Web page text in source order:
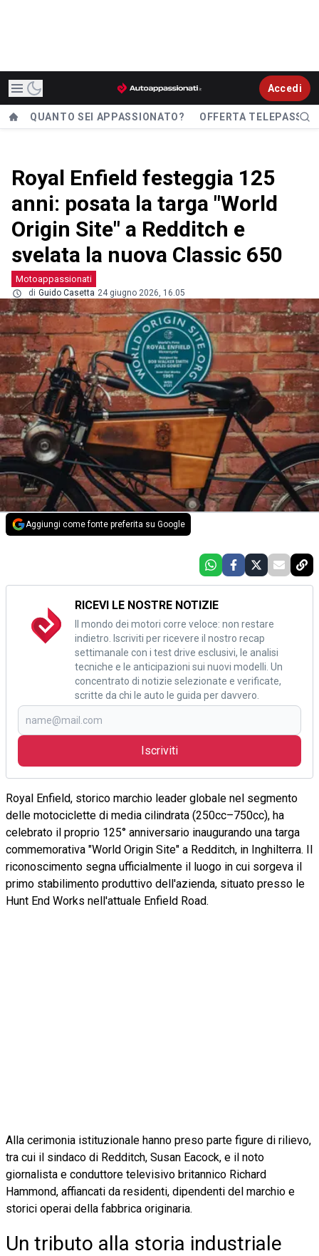
Accedi
QUANTO SEI APPASSIONATO? OFFERTA TELEPASS
Royal Enfield festeggia 125
anni: posata la targa "World
Origin Site" a Redditch e
svelata la nuova Classic 650
Motoappassionati
di Guido Casetta 24 giugno 2026, 16.05
Aggiungi come fonte preferita su Google
RICEVI LE NOSTRE NOTIZIE
Il mondo dei motori corre veloce: non restare
indietro. Iscriviti per ricevere il nostro recap
settimanale con i test drive esclusivi, le analisi
tecniche e le anticipazioni sui nuovi modelli. Un
concentrato di notizie selezionate e verificate,
scritte da chi le auto le guida per davvero.
Iscriviti
Royal Enfield, storico marchio leader globale nel segmento
delle motociclette di media cilindrata (250cc–750cc), ha
celebrato il proprio 125° anniversario inaugurando una targa
commemorativa "World Origin Site" a Redditch, in Inghilterra. Il
riconoscimento segna ufficialmente il luogo in cui sorgeva il
primo stabilimento produttivo dell'azienda, situato presso le
Hunt End Works nell'attuale Enfield Road.
Alla cerimonia istituzionale hanno preso parte figure di rilievo,
tra cui il sindaco di Redditch, Susan Eacock, e il noto
giornalista e conduttore televisivo britannico Richard
Hammond, affiancati da residenti, dipendenti del marchio e
storici operai della fabbrica originaria.
Un tributo alla storia industriale